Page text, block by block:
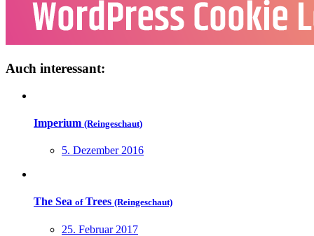
Auch interessant:
Imperium (Reingeschaut)
5. Dezember 2016
The Sea ofTrees (Reingeschaut)
25. Februar 2017